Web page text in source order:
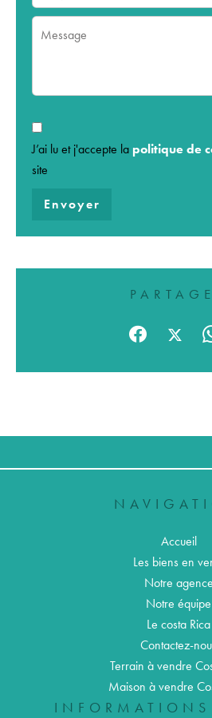
J’ai lu et j'accepte la politique de
site
Envoyer
Accueil
Les biens en
Notre agence
Notre équipe
Le costa Rica
Contactez-
Terrain à vendre
Maison à vendre
INFORMATIONS